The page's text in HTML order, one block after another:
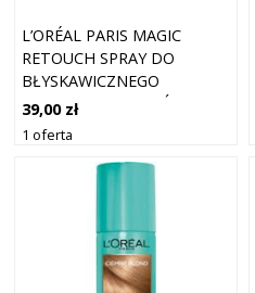
L’ORÉAL PARIS MAGIC
RETOUCH SPRAY DO
BŁYSKAWICZNEGO
RETUSZU ODROSTÓW
ODCIEŃ CHŁODNY BRĄZ 75
39,00 zł
1 oferta